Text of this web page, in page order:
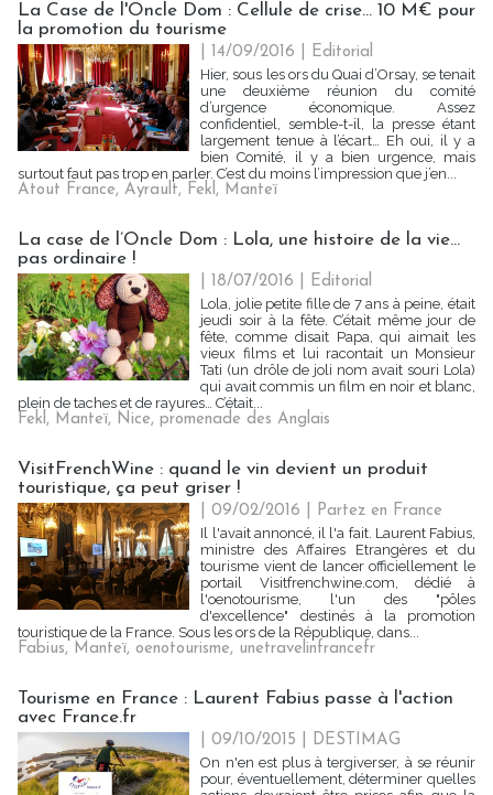
La Case de l'Oncle Dom : Cellule de crise... 10 M€ pour
la promotion du tourisme
| 14/09/2016
Editorial
Hier, sous les ors du Quai d’Orsay, se tenait
une deuxième réunion du comité
d’urgence économique. Assez
confidentiel, semble-t-il, la presse étant
largement tenue à l’écart… Eh oui, il y a
bien Comité, il y a bien urgence, mais
surtout faut pas trop en parler. C’est du moins l’impression que j’en...
Atout France, Ayrault, Fekl, Manteï
La case de l’Oncle Dom : Lola, une histoire de la vie…
pas ordinaire !
| 18/07/2016
Editorial
Lola, jolie petite fille de 7 ans à peine, était
jeudi soir à la fête. C’était même jour de
fête, comme disait Papa, qui aimait les
vieux films et lui racontait un Monsieur
Tati (un drôle de joli nom avait souri Lola)
qui avait commis un film en noir et blanc,
plein de taches et de rayures… C’était...
Fekl, Manteï, Nice, promenade des Anglais
VisitFrenchWine : quand le vin devient un produit
touristique, ça peut griser !
| 09/02/2016
Partez en France
Il l'avait annoncé, il l'a fait. Laurent Fabius,
ministre des Affaires Etrangères et du
tourisme vient de lancer officiellement le
portail Visitfrenchwine.com, dédié à
l'oenotourisme, l'un des "pôles
d'excellence" destinés à la promotion
touristique de la France. Sous les ors de la République, dans...
Fabius, Manteï, oenotourisme, unetravelinfrancefr
Tourisme en France : Laurent Fabius passe à l'action
avec France.fr
| 09/10/2015
DESTIMAG
On n'en est plus à tergiverser, à se réunir
pour, éventuellement, déterminer quelles